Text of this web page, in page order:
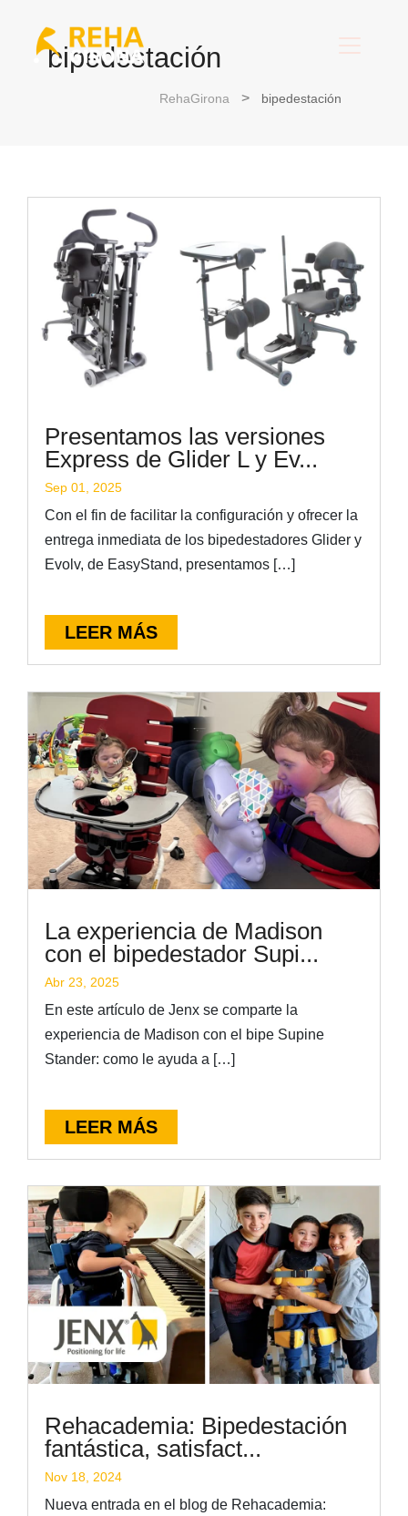
bipedestación
RehaGirona bipedestación
Presentamos las versiones
Express de Glider L y Ev...
Sep 01, 2025
Con el fin de facilitar la configuración y ofrecer la
entrega inmediata de los bipedestadores Glider y
Evolv, de EasyStand, presentamos […]
LEER MÁS
La experiencia de Madison
con el bipedestador Supi...
Abr 23, 2025
En este artículo de Jenx se comparte la
experiencia de Madison con el bipe Supine
Stander: como le ayuda a […]
LEER MÁS
Rehacademia: Bipedestación
fantástica, satisfact...
Nov 18, 2024
Nueva entrada en el blog de Rehacademia: